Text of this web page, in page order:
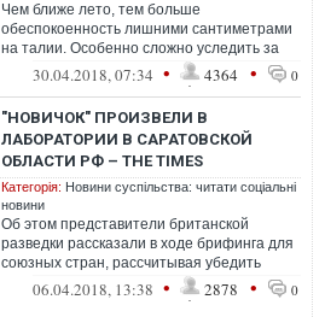
Чем ближе лето, тем больше
обеспокоенность лишними сантиметрами
на талии. Особенно сложно уследить за
фигурой, проводя дни напролет в офисном
30.04.2018, 07:34 • 4364 • 0
"НОВИЧОК" ПРОИЗВЕЛИ В
ЛАБОРАТОРИИ В САРАТОВСКОЙ
ОБЛАСТИ РФ – THE TIMES
Категорія: Новини суспільства: читати соціальні
новини
Об этом представители британской
разведки рассказали в ходе брифинга для
союзных стран, рассчитывая убедить
мировых лидеров в том, что Москва стоит
06.04.2018, 13:38 • 2878 • 0